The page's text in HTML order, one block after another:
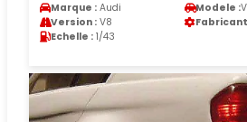
Marque : Audi Modele :
Version : V8
Echelle : 1/43